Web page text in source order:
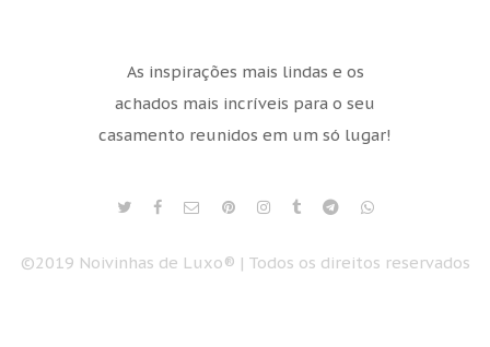
As inspirações mais lindas e os
achados mais incríveis para o seu
casamento reunidos em um só lugar!
©2019 Noivinhas de Luxo® | Todos os direitos reservados